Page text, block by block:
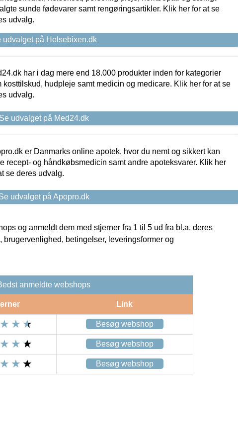
sunde fødevarer samt rengøringsartikler. Klik her for at se
udvalg.
udvalget på Helsebixen.dk
har i dag mere end 18.000 produkter inden for kategorier
kosttilskud, hudpleje samt medicin og medicare. Klik her for at se
udvalg.
Se udvalget på Med24.dk
er Danmarks online apotek, hvor du nemt og sikkert kan
recept- og håndkøbsmedicin samt andre apoteksvarer. Klik her
se deres udvalg.
udvalget på Apopro.dk
og anmeldt dem med stjerner fra 1 til 5 ud fra bl.a. deres
betingelser, leveringsformer og
anmeldte webshops
Link
Besøg webshop
Besøg webshop
Besøg webshop